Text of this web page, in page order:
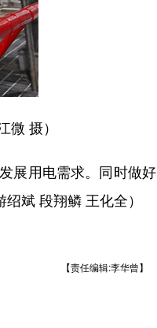
摄）
展用电需求。同时做好
斌 段翔鳞 王化全）
【责任编辑:李华曾】